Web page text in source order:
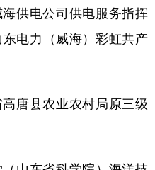
电公司供电服务指挥
电力（威海）彩虹共产
县农业农村局原三级